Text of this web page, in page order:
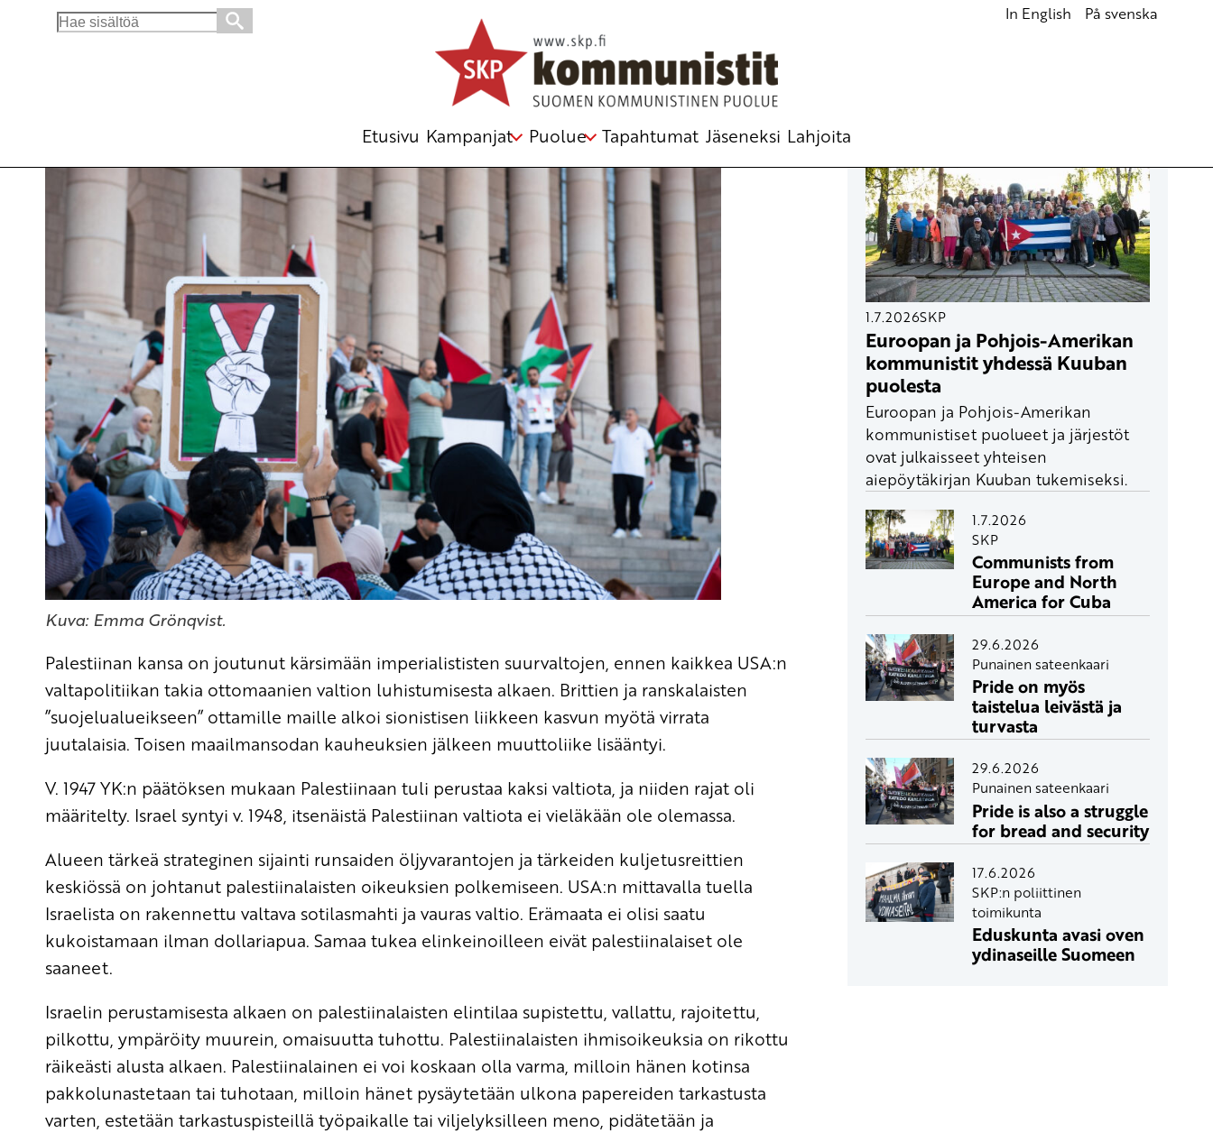
Search
In English På svenska
Etusivu Kampanjat Puolue Tapahtumat Jäseneksi Lahjoita
Suomen on tunnustettava itsenäinen Palestiinan valtio
asekauppa,Israel,Palestiina
Kuva: Emma Grönqvist.
Palestiinan kansa on joutunut kärsimään imperialististen suurvaltojen, ennen kaikkea USA:n
valtapolitiikan takia ottomaanien valtion luhistumisesta alkaen. Brittien ja ranskalaisten
”suojelualueikseen” ottamille maille alkoi sionistisen liikkeen kasvun myötä virrata
juutalaisia. Toisen maailmansodan kauheuksien jälkeen muuttoliike lisääntyi.
V. 1947 YK:n päätöksen mukaan Palestiinaan tuli perustaa kaksi valtiota, ja niiden rajat oli
määritelty. Israel syntyi v. 1948, itsenäistä Palestiinan valtiota ei vieläkään ole olemassa.
Alueen tärkeä strateginen sijainti runsaiden öljyvarantojen ja tärkeiden kuljetusreittien
keskiössä on johtanut palestiinalaisten oikeuksien polkemiseen. USA:n mittavalla tuella
Israelista on rakennettu valtava sotilasmahti ja vauras valtio. Erämaata ei olisi saatu
kukoistamaan ilman dollariapua. Samaa tukea elinkeinoilleen eivät palestiinalaiset ole
saaneet.
Israelin perustamisesta alkaen on palestiinalaisten elintilaa supistettu, vallattu, rajoitettu,
pilkottu, ympäröity muurein, omaisuutta tuhottu. Palestiinalaisten ihmisoikeuksia on rikottu
räikeästi alusta alkaen. Palestiinalainen ei voi koskaan olla varma, milloin hänen kotinsa
pakkolunastetaan tai tuhotaan, milloin hänet pysäytetään ulkona papereiden tarkastusta
varten, estetään tarkastuspisteillä työpaikalle tai viljelyksilleen meno, pidätetään ja
1.7.2026SKP
Euroopan ja Pohjois-Amerikan
kommunistit yhdessä Kuuban
puolesta
Euroopan ja Pohjois-Amerikan
kommunistiset puolueet ja järjestöt
ovat julkaisseet yhteisen
aiepöytäkirjan Kuuban tukemiseksi.
1.7.2026
SKP
Communists from
Europe and North
America for Cuba
29.6.2026
Punainen sateenkaari
Pride on myös
taistelua leivästä ja
turvasta
29.6.2026
Punainen sateenkaari
Pride is also a struggle
for bread and security
17.6.2026
SKP:n poliittinen
toimikunta
Eduskunta avasi oven
ydinaseille Suomeen